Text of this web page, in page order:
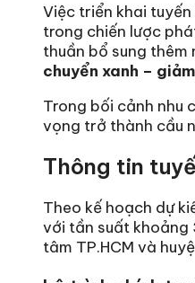
Việc triển khai tuyến
trong chiến lược
thuần bổ sung thêm
chuyển xanh –
Trong bối cảnh nhu
vọng trở thành cầu
Thông tin
Theo kế hoạch dự
với tần suất khoảng
tâm TP.HCM và